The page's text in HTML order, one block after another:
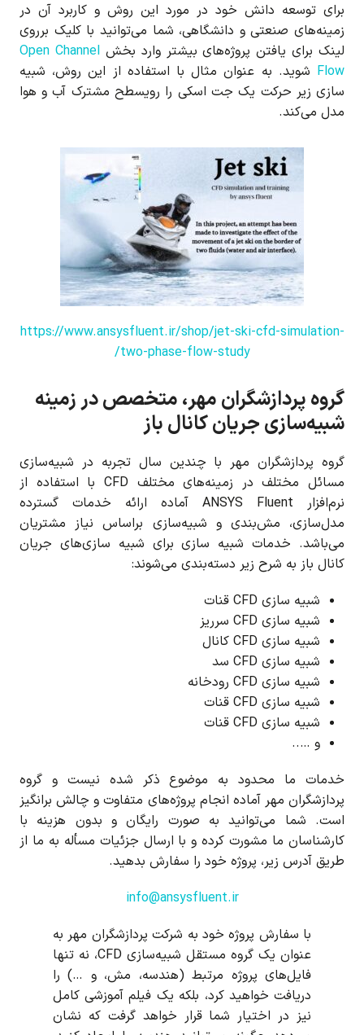
برای توسعه دانش خود در مورد این روش و کاربرد آن در
زمینه‌های صنعتی و دانشگاهی، شما می‌توانید با کلیک برروی
لینک برای یافتن پروژه‌های بیشتر وارد بخشOpen Channel
Flow شوید. به عنوان مثال با استفاده از این روش، شبیه
سازی زیر حرکت یک جت اسکی را رویسطح مشترک آب و هوا
مدل می‌کند.
https://www.ansysfluent.ir/shop/jet-ski-cfd-simulation-
two-phase-flow-study/
گروه پردازشگران مهر، متخصص در زمینه
شبیه‌سازی جریان کانال باز
گروه پردازشگران مهر با چندین سال تجربه در شبیه‌سازی
مسائل مختلف در زمینه‌های مختلف CFD با استفاده از
نرم‌افزار ANSYS Fluent آماده ارائه خدمات گسترده
مدل‌سازی، مش‌بندی و شبیه‌سازی براساس نیاز مشتریان
می‌باشد. خدمات شبیه سازی برای شبیه سازی‌های جریان
کانال باز به شرح زیر دسته‌بندی می‌شوند:
شبیه سازی CFD قنات
شبیه سازی CFD سرریز
شبیه سازی CFD کانال
شبیه سازی CFD سد
شبیه سازی CFD رودخانه
شبیه سازی CFD قنات
شبیه سازی CFD قنات
و …..
خدمات ما محدود به موضوع ذکر شده نیست و گروه
پردازشگران مهر آماده انجام پروژه‌های متفاوت و چالش برانگیز
است. شما می‌توانید به صورت رایگان و بدون هزینه با
کارشناسان ما مشورت کرده و با ارسال جزئیات مسأله به ما از
طریق آدرس زیر، پروژه خود را سفارش بدهید.
info@ansysfluent.ir
با سفارش پروژه خود به شرکت پردازشگران مهر به
عنوان یک گروه مستقل شبیه‌سازی CFD، نه تنها
فایل‌های پروژه مرتبط (هندسه، مش، و …) را
دریافت خواهید کرد، بلکه یک فیلم آموزشی کامل
نیز در اختیار شما قرار خواهد گرفت که نشان